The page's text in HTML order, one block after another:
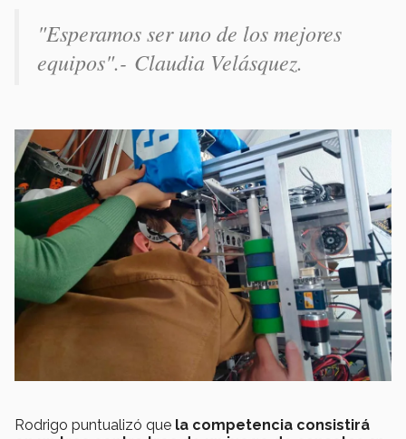
"Esperamos ser uno de los mejores
equipos".- Claudia Velásquez.
Rodrigo puntualizó que la competencia consistirá